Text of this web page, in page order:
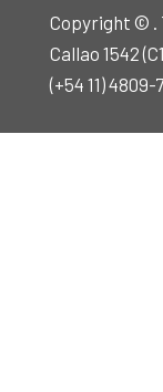
Copyright © .
Callao 1542
(+54 11) 4809-